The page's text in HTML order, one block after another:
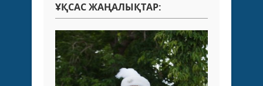
ҰҚСАС ЖАҢАЛЫҚТАР: